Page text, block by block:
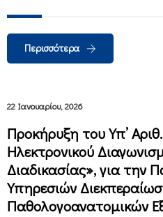
Περισσότερα
22 Ιανουαρίου, 2026
Προκήρυξη του Υπ’
Ηλεκτρονικού
Διαδικασίας», για την
Υπηρεσιών
Παθολογοανατομικών